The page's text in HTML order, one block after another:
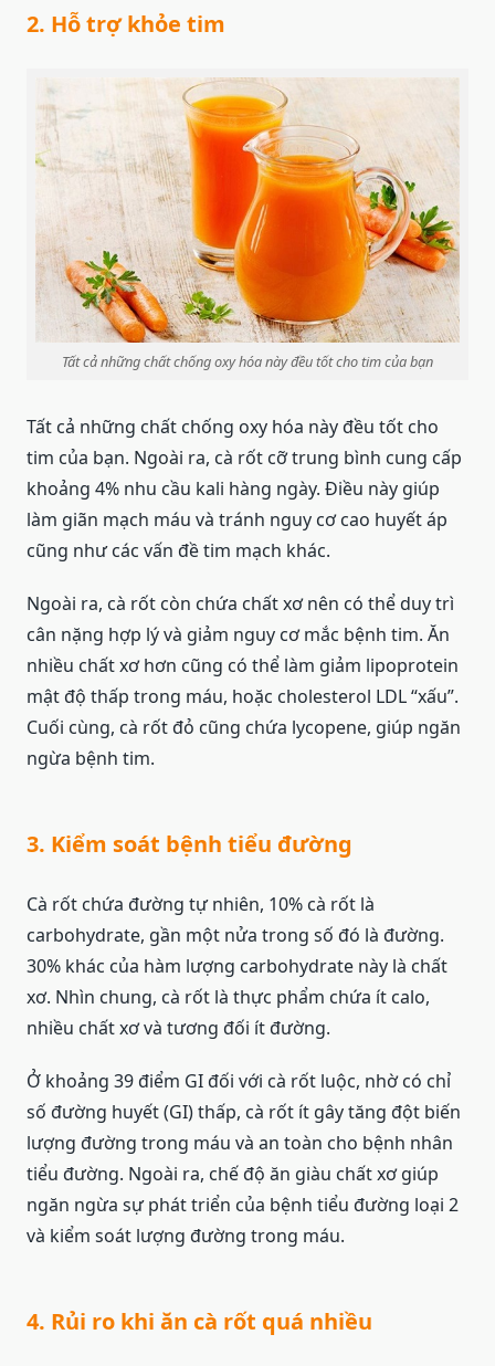
2. Hỗ trợ khỏe tim
Tất cả những chất chống oxy hóa này đều tốt cho tim của bạn
Tất cả những chất chống oxy hóa này đều tốt cho
tim của bạn. Ngoài ra, cà rốt cỡ trung bình cung cấp
khoảng 4% nhu cầu kali hàng ngày. Điều này giúp
làm giãn mạch máu và tránh nguy cơ cao huyết áp
cũng như các vấn đề tim mạch khác.
Ngoài ra, cà rốt còn chứa chất xơ nên có thể duy trì
cân nặng hợp lý và giảm nguy cơ mắc bệnh tim. Ăn
nhiều chất xơ hơn cũng có thể làm giảm lipoprotein
mật độ thấp trong máu, hoặc cholesterol LDL “xấu”.
Cuối cùng, cà rốt đỏ cũng chứa lycopene, giúp ngăn
ngừa bệnh tim.
3. Kiểm soát bệnh tiểu đường
Cà rốt chứa đường tự nhiên, 10% cà rốt là
carbohydrate, gần một nửa trong số đó là đường.
30% khác của hàm lượng carbohydrate này là chất
xơ. Nhìn chung, cà rốt là thực phẩm chứa ít calo,
nhiều chất xơ và tương đối ít đường.
Ở khoảng 39 điểm GI đối với cà rốt luộc, nhờ có chỉ
số đường huyết (GI) thấp, cà rốt ít gây tăng đột biến
lượng đường trong máu và an toàn cho bệnh nhân
tiểu đường. Ngoài ra, chế độ ăn giàu chất xơ giúp
ngăn ngừa sự phát triển của bệnh tiểu đường loại 2
và kiểm soát lượng đường trong máu.
4. Rủi ro khi ăn cà rốt quá nhiều